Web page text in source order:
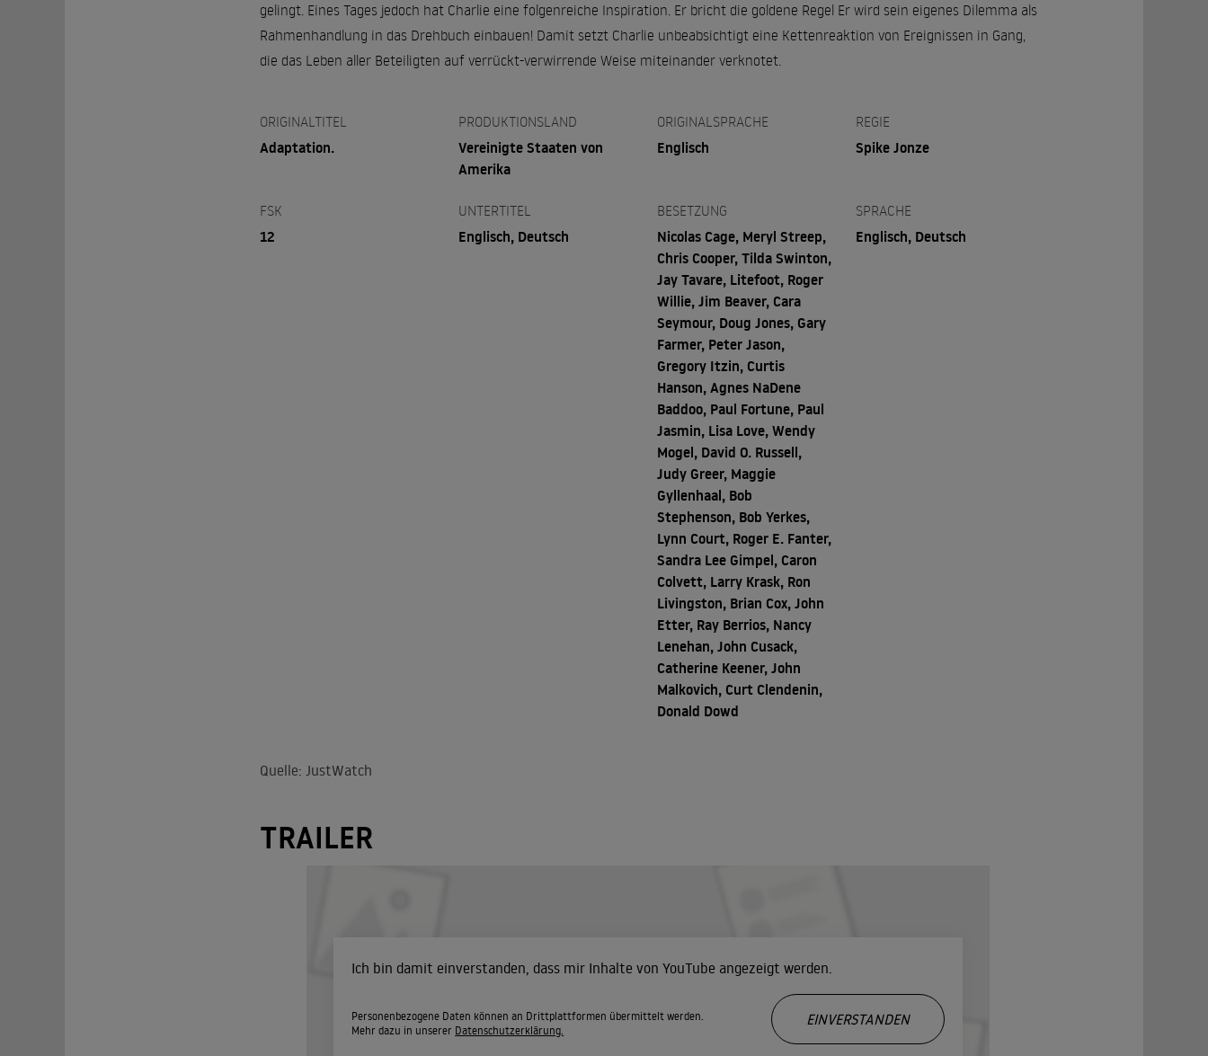
gelingt. Eines Tages jedoch hat Charlie eine folgenreiche Inspiration. Er bricht die goldene Regel Er wird sein eigenes Dilemma als
Rahmenhandlung in das Drehbuch einbauen! Damit setzt Charlie unbeabsichtigt eine Kettenreaktion von Ereignissen in Gang,
die das Leben aller Beteiligten auf verrückt-verwirrende Weise miteinander verknotet.
ORIGINALTITEL
Adaptation.
PRODUKTIONSLAND
Vereinigte Staaten von
Amerika
ORIGINALSPRACHE
Englisch
REGIE
Spike Jonze
FSK
12
UNTERTITEL
Englisch, Deutsch
BESETZUNG
Nicolas Cage, Meryl Streep,
Chris Cooper, Tilda Swinton,
Jay Tavare, Litefoot, Roger
Willie, Jim Beaver, Cara
Seymour, Doug Jones, Gary
Farmer, Peter Jason,
Gregory Itzin, Curtis
Hanson, Agnes NaDene
Baddoo, Paul Fortune, Paul
Jasmin, Lisa Love, Wendy
Mogel, David O. Russell,
Judy Greer, Maggie
Gyllenhaal, Bob
Stephenson, Bob Yerkes,
Lynn Court, Roger E. Fanter,
Sandra Lee Gimpel, Caron
Colvett, Larry Krask, Ron
Livingston, Brian Cox, John
Etter, Ray Berrios, Nancy
Lenehan, John Cusack,
Catherine Keener, John
Malkovich, Curt Clendenin,
Donald Dowd
SPRACHE
Englisch, Deutsch
Quelle: JustWatch
TRAILER
Ich bin damit einverstanden, dass mir Inhalte von YouTube angezeigt werden.
Personenbezogene Daten können an Drittplattformen übermittelt werden.
Mehr dazu in unserer Datenschutzerklärung.
EINVERSTANDEN